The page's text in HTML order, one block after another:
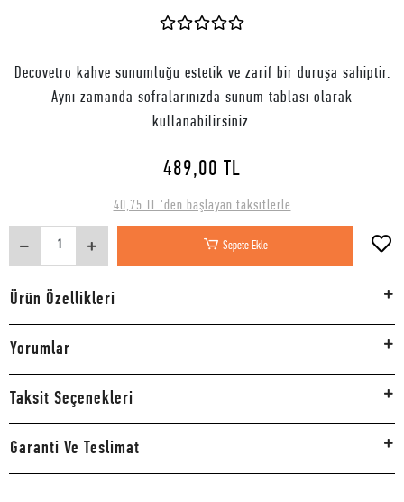
Decovetro kahve sunumluğu estetik ve zarif bir duruşa sahiptir.
Aynı zamanda sofralarınızda sunum tablası olarak
kullanabilirsiniz.
489,00 TL
40,75 TL 'den başlayan taksitlerle
Sepete Ekle
Ürün Özellikleri
Yorumlar
Taksit Seçenekleri
Garanti Ve Teslimat